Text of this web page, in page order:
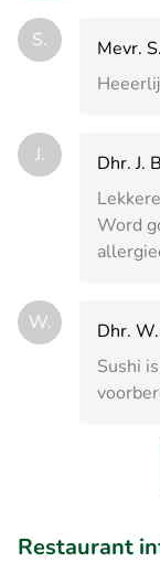
S.
Mevr.
J.
Dhr. J. B
Word
W.
Dhr.
Sushi
Restaurant